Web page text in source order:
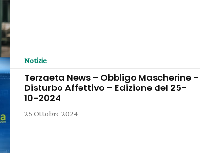
Notizie
Terzaeta News – Obbligo Mascherine –
Disturbo Affettivo – Edizione del 25-
10-2024
25 Ottobre 2024